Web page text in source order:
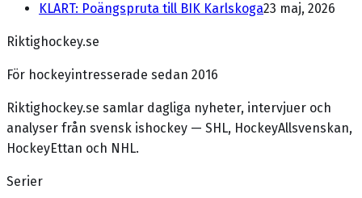
KLART: Poängspruta till BIK Karlskoga23 maj, 2026
Riktighockey.se
För hockeyintresserade sedan 2016
Riktighockey.se samlar dagliga nyheter, intervjuer och
analyser från svensk ishockey — SHL, HockeyAllsvenskan,
HockeyEttan och NHL.
Serier